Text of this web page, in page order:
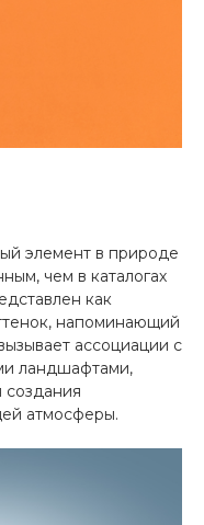
элемент в природе
чем в каталогах
как
напоминающий
ассоциации с
ландшафтами,
атмосферы.